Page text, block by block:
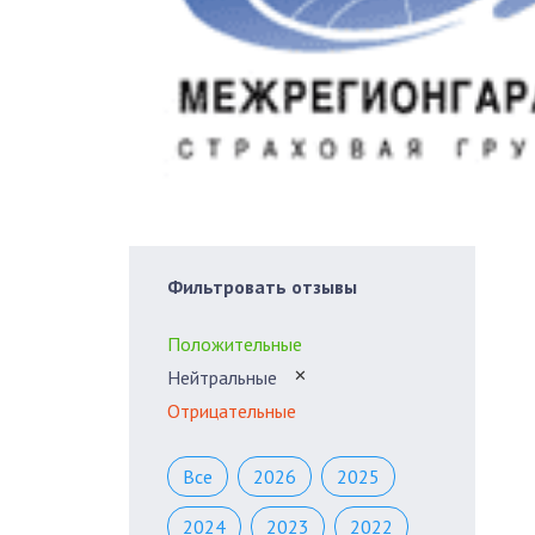
Фильтровать отзывы
Положительные
Нейтральные
✕
Отрицательные
Все 2026 2025
2024 2023 2022